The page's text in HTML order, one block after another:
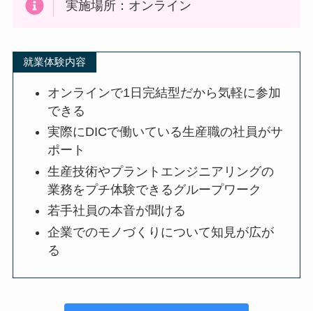
実施場所：オンライン
就業体験内容
オンラインで1日完結型だから気軽に参加
できる
実際にDICで働いている生産職の社員がサ
ポート
生産技術やプラントエンジニアリングの
業務をプチ体験できるグループワーク
若手社員の本音が聞ける
企業でのモノづくりについて知見が広が
る